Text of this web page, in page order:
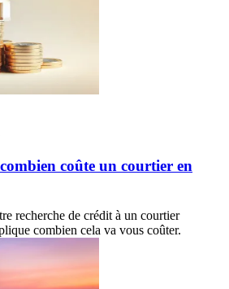
coûte un courtier en
recherche de crédit à un courtier
combien cela va vous coûter.